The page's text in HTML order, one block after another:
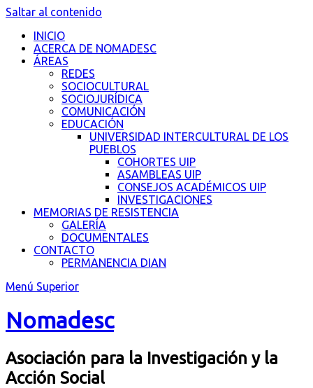
Saltar al contenido
INICIO
ACERCA DE NOMADESC
ÁREAS
REDES
SOCIOCULTURAL
SOCIOJURÍDICA
COMUNICACIÓN
EDUCACIÓN
UNIVERSIDAD INTERCULTURAL DE LOS
PUEBLOS
COHORTES UIP
ASAMBLEAS UIP
CONSEJOS ACADÉMICOS UIP
INVESTIGACIONES
MEMORIAS DE RESISTENCIA
GALERÍA
DOCUMENTALES
CONTACTO
PERMANENCIA DIAN
Menú Superior
Nomadesc
Asociación para la Investigación y la
Acción Social